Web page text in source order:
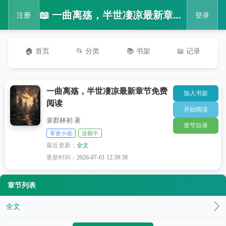
注册 📖 一曲离殇，半世凄凉最新章节免费阅读 登录
🏠 首页 📂 分类 📚 书架 📖 记录
一曲离殇，半世凄凉最新章节免费
阅读
裴郡林初 著
军史小说 连载中
最近更新：全文
更新时间：2026-07-01 12:39:38
加入书架
开始阅读
章节目录
章节列表
全文